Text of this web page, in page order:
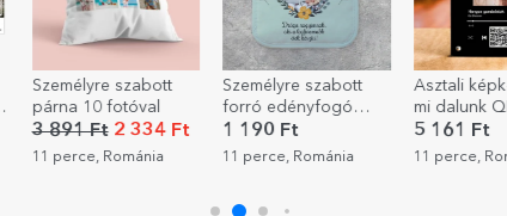
Személyre szabott
forró edényfogó
fotóval és szöveggel
- Virágmotívum
1 190 Ft
11 perce, Románia
Asztali képkeret - A
mi dalunk QR-kóddal
5 161 Ft
11 perce, Románia
Személyre
iskolatáska
Unicorn
7 861 Ft
13 perce,